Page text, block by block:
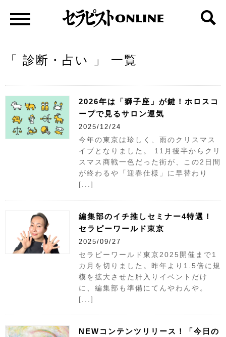
「 診断・占い 」 一覧
2026年は「獅子座」が鍵！ホロスコ
ープで見るサロン運気
2025/12/24
今年の東京は珍しく、雨のクリスマス
イブとなりました。 11月後半からクリ
スマス商戦一色だった街が、この2日間
が終わるや「迎春仕様」に早替わり
[...]
編集部のイチ推しセミナー4特選！
セラピーワールド東京
2025/09/27
セラピーワールド東京2025開催まで1
カ月を切りました。昨年より1.5倍に規
模を拡大させた肝入りイベントだけ
に、編集部も準備にてんやわんや。
[...]
NEWコンテンツリリース！「今日の